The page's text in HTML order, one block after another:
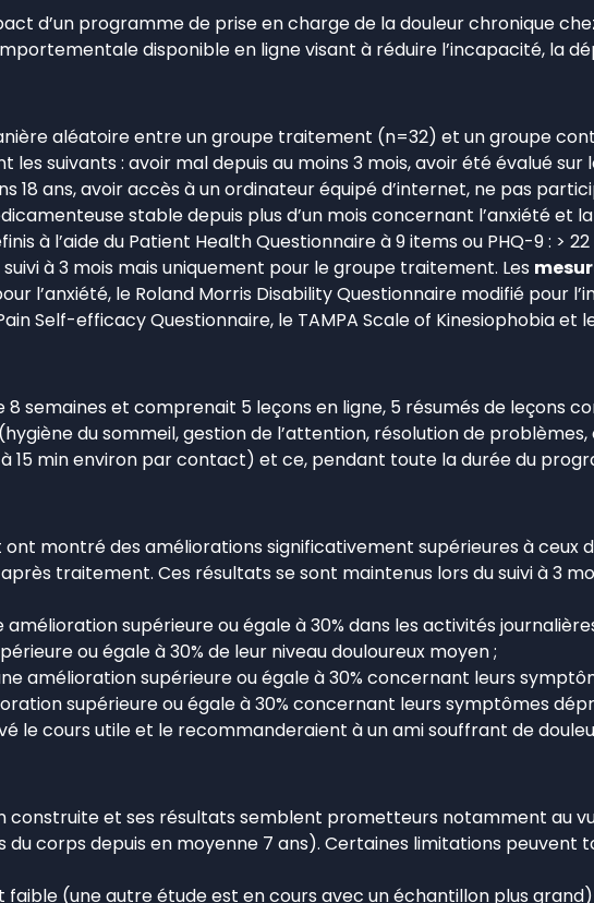
d’un programme de prise en charge de la douleur chronique
disponible en ligne visant à réduire l’incapacité, la
aléatoire entre un groupe traitement (n=32) et un groupe
les suivants : avoir mal depuis au moins 3 mois, avoir été évalué
18 ans, avoir accès à un ordinateur équipé d’internet, ne pas
stable depuis plus d’un mois concernant l’anxiété et
à l’aide du Patient Health Questionnaire à 9 items ou PHQ-9 : >
à 3 mois mais uniquement pour le groupe traitement. Les
l’anxiété, le Roland Morris Disability Questionnaire modifié pour
Self-efficacy Questionnaire, le TAMPA Scale of Kinesiophobia et
8 semaines et comprenait 5 leçons en ligne, 5 résumés de leçons
du sommeil, gestion de l’attention, résolution de
15 min environ par contact) et ce, pendant toute la durée du
montré des améliorations significativement supérieures à ceux
traitement. Ces résultats se sont maintenus lors du suivi à 3
supérieure ou égale à 30% dans les activités
ou égale à 30% de leur niveau douloureux moyen ;
amélioration supérieure ou égale à 30% concernant leurs
supérieure ou égale à 30% concernant leurs symptômes
le cours utile et le recommanderaient à un ami souffrant de
construite et ses résultats semblent prometteurs notamment au
corps depuis en moyenne 7 ans). Certaines limitations
faible (une autre étude est en cours avec un échantillon plus grand)